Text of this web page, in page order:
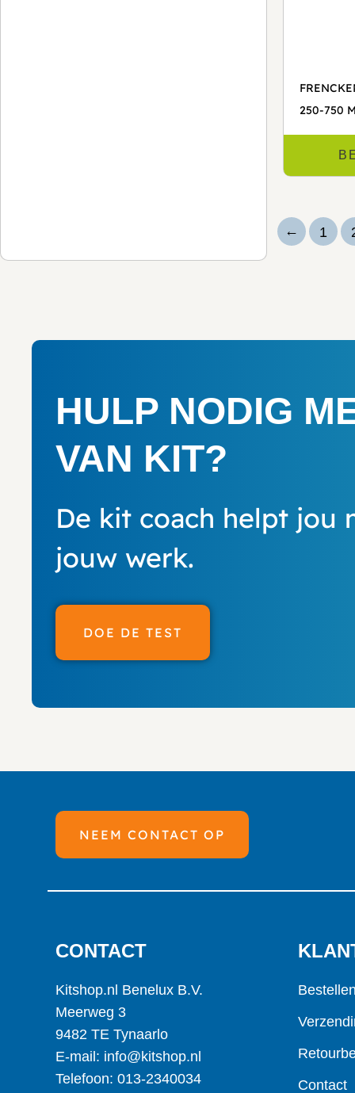
250-750
← 1
HULP NODIG
VAN KIT?
De kit coach helpt jou
jouw werk.
DOE DE TEST
NEEM CONTACT OP
CONTACT
Kitshop.nl Benelux B.V.
Meerweg 3
9482 TE Tynaarlo
E-mail: info@kitshop.nl
Telefoon: 013-2340034
Contact